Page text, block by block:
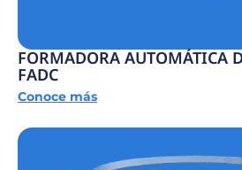
FORMADORA AUTOMÁTICA
FADC
Conoce más